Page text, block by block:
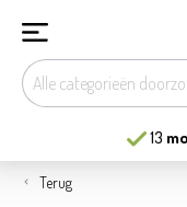
13
Terug